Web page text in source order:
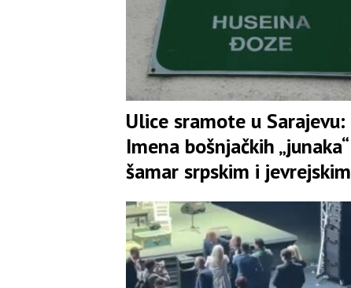
Ulice sramote u Sarajevu:
Imena bošnjačkih „junaka“
šamar srpskim i jevrejskim
žrtvama